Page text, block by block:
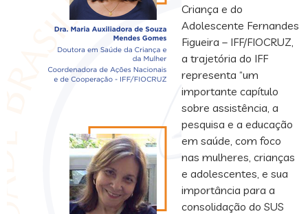
Criança e do
Adolescente Fernandes
Figueira – IFF/FIOCRUZ,
a trajetória do IFF
representa “um
importante capítulo
sobre assistência, a
pesquisa e a educação
em saúde, com foco
nas mulheres, crianças
e adolescentes, e sua
importância para a
consolidação do SUS